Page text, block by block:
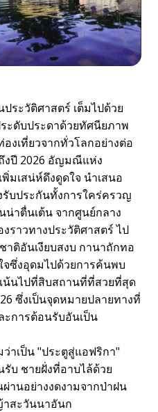
ระวัติศาสตร์ เต็มไปด้วย
ดับประดาด้วยทัศนียภาพ
งเที่ยวจากทั่วโลกอย่างต่อ
งปี 2026 อัญมณีแห่ง
มเสน่ห์ดึงดูดใจ นำเสนอ
บประกันทั้งการใคร่ครวญ
าตื่นเต้น จากศูนย์กลาง
ราวทางประวัติศาสตร์ ไป
ติอันเงียบสงบ กานาถักทอ
จซึ่งอุดมไปด้วยการค้นพบ
น้นไปที่สิบสถานที่ที่สวยที่สุด
ซึ่งเป็นจุดหมายปลายทางที่
การต้อนรับอันเป็น
าเป็น "ประตูสู่แอฟริกา"
บ ชายฝั่งที่อาบไล้ด้วย
านอย่างงดงามจากป่าฝน
สะวันนาอันก